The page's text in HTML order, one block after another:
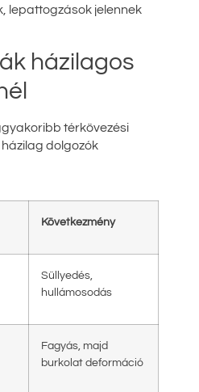
lepattogzások jelennek
házilagos
térkövezési
dolgozók
Következmény
Süllyedés,
hullámosodás
Fagyás, majd
burkolat deformáció